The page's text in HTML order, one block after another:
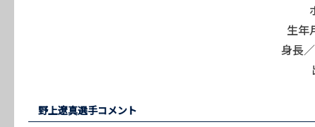
生年
身長
野上遼真選手コメント